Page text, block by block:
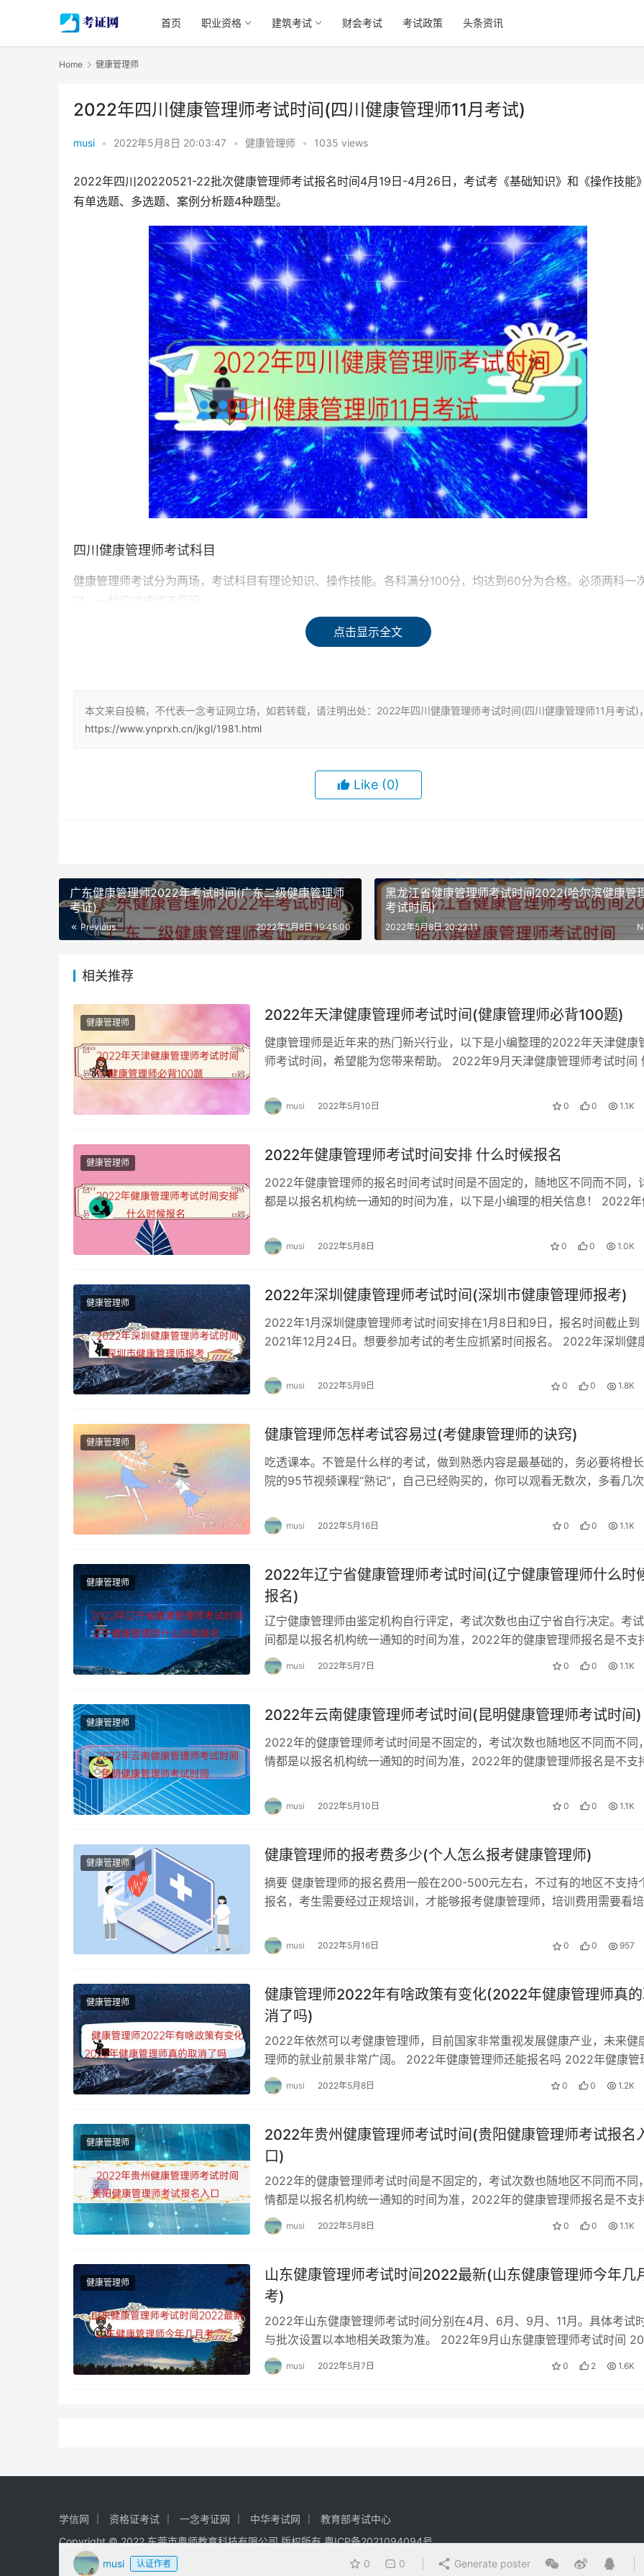
首页 职业资格 建筑考试 财会考试 考试政策 头条资讯
Home 健康管理师
2022年四川健康管理师考试时间(四川健康管理师11月考试)
musi • 2022年5月8日 20:03:47 • 健康管理师 • 1035 views
2022年四川20220521-22批次健康管理师考试报名时间4月19日-4月26日，考试考《基础知识》和《操作技能》
有单选题、多选题、案例分析题4种题型。
四川健康管理师考试科目
健康管理师考试分为两场，考试科目有理论知识、操作技能。各科满分100分，均达到60分为合格。必须两科一
过，一科没过成绩不保留。
理论知识考题分两部分：一是单选题共70道，二是多选题共30道，这里需要注意的是单选多选的分值都是每题1分
健康管理师考取人群主要是在健康体检、医疗服务、健康保险、中医保健、健康养老以及体育健身、医疗旅游、美
有了健康管理师证，对于医师而言，相当于又多了一项技能，能够为自己的职业生涯增加更多机会，对于非医师
其他领域从业者来说，可以找到一份相对不错的工作，在求职市场上还是有很大的发展空间。扩大了就业范围的
时，含金量自然而然就会上涨。
点击显示全文
本文来自投稿，不代表一念考证网立场，如若转载，请注明出处：2022年四川健康管理师考试时间(四川健康管理师11月考试)，
https://www.ynprxh.cn/jkgl/1981.html
Like (0)
musi 认证作者 0 0 Generate poster
广东健康管理师2022年考试时间(广东二级健康管理师
考证)
Previous 2022年5月8日 19:45:00
黑龙江省健康管理师考试时间2022(哈尔滨健康管
考试时间)
2022年5月8日 20:22:11
相关推荐
健康管理师 2022年天津健康管理师考试时间(健康管理师必背100题)
健康管理师是近年来的热门新兴行业，以下是小编整理的2022年天津健康
师考试时间，希望能为您带来帮助。 2022年9月天津健康管理师考试时间
musi 2022年5月10日 0 0 1.1K
健康管理师 2022年健康管理师考试时间安排 什么时候报名
2022年健康管理师的报名时间考试时间是不固定的，随地区不同而不同，
都是以报名机构统一通知的时间为准，以下是小编理的相关信息！ 2022
musi 2022年5月8日 0 0 1.0K
健康管理师 2022年深圳健康管理师考试时间(深圳市健康管理师报考)
2022年1月深圳健康管理师考试时间安排在1月8日和9日，报名时间截止到
2021年12月24日。想要参加考试的考生应抓紧时间报名。 2022年深圳健
musi 2022年5月9日 0 0 1.8K
健康管理师 健康管理师怎样考试容易过(考健康管理师的诀窍)
吃透课本。不管是什么样的考试，做到熟悉内容是最基础的，务必要将橙
院的95节视频课程“熟记”，自己已经购买的，你可以观看无数次，多看几次
musi 2022年5月16日 0 0 1.1K
健康管理师
2022年辽宁省健康管理师考试时间(辽宁健康管理师什么时
报名)
辽宁健康管理师由鉴定机构自行评定，考试次数也由辽宁省自行决定。考
间都是以报名机构统一通知的时间为准，2022年的健康管理师报名是不支
人报考的。 辽宁健康管理师的考试科目 健…
musi 2022年5月7日 0 0 1.1K
健康管理师 2022年云南健康管理师考试时间(昆明健康管理师考试时间)
2022年的健康管理师考试时间是不固定的，考试次数也随地区不同而不同
情都是以报名机构统一通知的时间为准，2022年的健康管理师报名是不支
musi 2022年5月10日 0 0 1.1K
健康管理师 健康管理师的报考费多少(个人怎么报考健康管理师)
摘要 健康管理师的报名费用一般在200-500元左右，不过有的地区不支持
报名，考生需要经过正规培训，才能够报考健康管理师，培训费用需要看培
musi 2022年5月16日 0 0 957
健康管理师
健康管理师2022年有啥政策有变化(2022年健康管理师真
消了吗)
2022年依然可以考健康管理师，目前国家非常重视发展健康产业，未来健
理师的就业前景非常广阔。 2022年健康管理师还能报名吗 2022年健康管
还是可以考的。根据人社部发布的…
musi 2022年5月8日 0 0 1.2K
健康管理师
2022年贵州健康管理师考试时间(贵阳健康管理师考试报名
口)
2022年的健康管理师考试时间是不固定的，考试次数也随地区不同而不同
情都是以报名机构统一通知的时间为准，2022年的健康管理师报名是不支
人报考的。 健康管理师考试中的注意事…
musi 2022年5月8日 0 0 1.1K
健康管理师
山东健康管理师考试时间2022最新(山东健康管理师今年几
考)
2022年山东健康管理师考试时间分别在4月、6月、9月、11月。具体考试
与批次设置以本地相关政策为准。 2022年9月山东健康管理师考试时间
年9月健康管理师考试时间预…
musi 2022年5月7日 0 2 1.6K
学信网 资格证考试 一念考证网 中华考试网
教育部考试中心
Copyright © 2022 东莞市粤师教育科技有限公司 版权所有粤ICP备2021094094号